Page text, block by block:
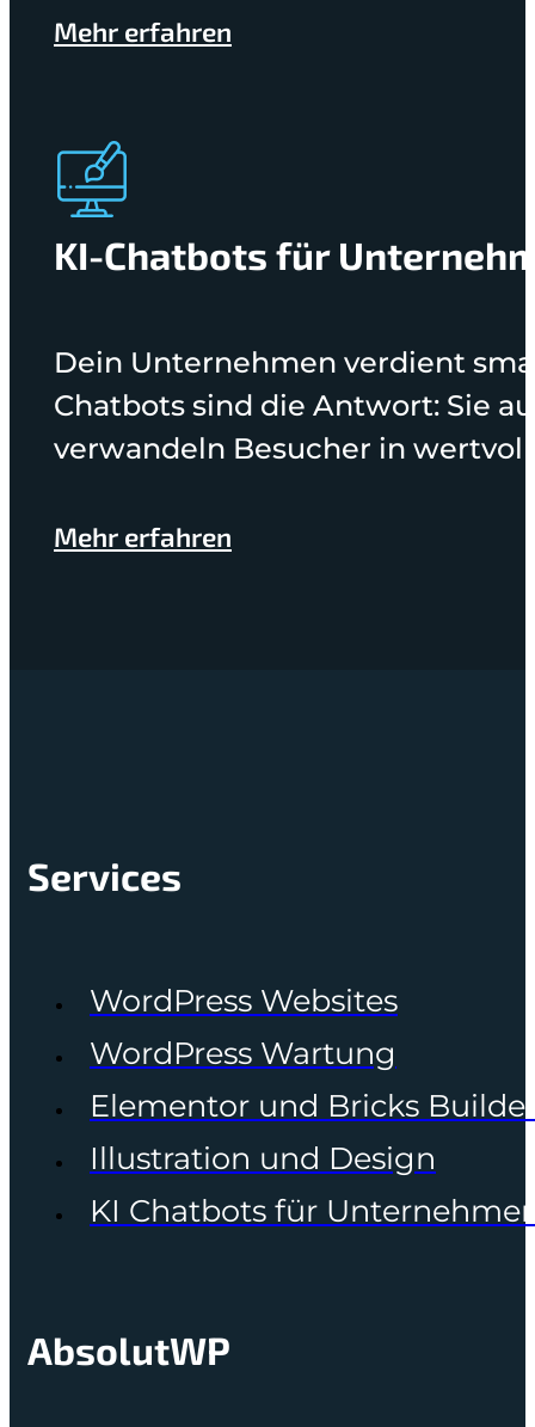
Mehr erfahren
KI-Chatbots für
Dein Unternehmen verdient
Chatbots sind die Antwort: Sie
verwandeln Besucher in
Mehr erfahren
Services
WordPress Websites
WordPress Wartung
Elementor und Bricks
Illustration und Design
KI Chatbots für
AbsolutWP